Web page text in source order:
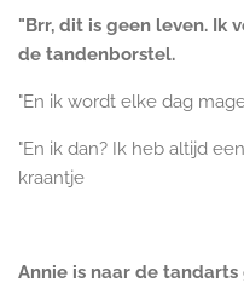
"Brr, dit is geen leven. Ik
de tandenborstel.
"En ik wordt elke dag
"En ik dan? Ik heb altijd
kraantje
Annie is naar de tandarts